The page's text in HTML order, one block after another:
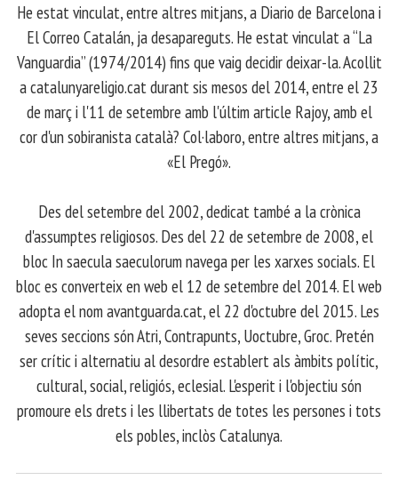
​ He estat vinculat, entre altres mitjans, a Diario de Barcelona i
El Correo Catalán, ja desapareguts. He estat vinculat a “La
Vanguardia” (1974/2014) fins que vaig decidir deixar-la. Acollit
a catalunyareligio.cat durant sis mesos del 2014, entre el 23
de març i l'11 de setembre amb l'últim article Rajoy, amb el
cor d'un sobiranista català? Col·laboro, entre altres mitjans, a
«El Pregó».
​ Des del setembre del 2002, dedicat també a la crònica
d'assumptes religiosos. Des del 22 de setembre de 2008, el
bloc In saecula saeculorum navega per les xarxes socials. El
bloc es converteix en web el 12 de setembre del 2014. El web
adopta el nom avantguarda.cat, el 22 d'octubre del 2015. Les
seves seccions són Atri, Contrapunts, Uoctubre, Groc. Pretén
ser crític i alternatiu al desordre establert als àmbits polític,
cultural, social, religiós, eclesial. L'esperit i l'objectiu són
promoure els drets i les llibertats de totes les persones i tots
els pobles, inclòs Catalunya.